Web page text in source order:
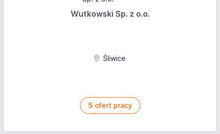
Wutkowski Sp. z o.o.
Śliwice
5 ofert pracy